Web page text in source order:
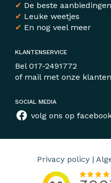
✔ De beste aanbiedingen
✔ Leuke weetjes
✔ En nog veel meer
KLANTENSERVICE
Bel 017-2491772
of mail met onze
SOCIAL MEDIA
volg ons op
Privacy policy|